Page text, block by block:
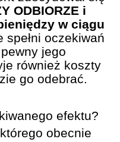
ODBIORZE i
w ciągu
spełni oczekiwań
jego
również koszty
go odebrać.
efektu?
obecnie